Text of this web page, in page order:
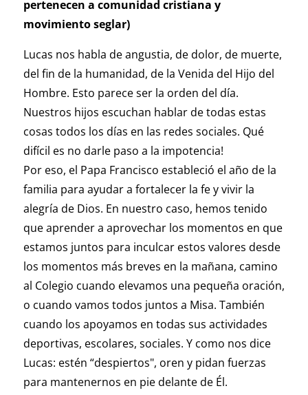
pertenecen a comunidad cristiana y
movimiento seglar)
Lucas nos habla de angustia, de dolor, de muerte,
del fin de la humanidad, de la Venida del Hijo del
Hombre. Esto parece ser la orden del día.
Nuestros hijos escuchan hablar de todas estas
cosas todos los días en las redes sociales. Qué
difícil es no darle paso a la impotencia!
Por eso, el Papa Francisco estableció el año de la
familia para ayudar a fortalecer la fe y vivir la
alegría de Dios. En nuestro caso, hemos tenido
que aprender a aprovechar los momentos en que
estamos juntos para inculcar estos valores desde
los momentos más breves en la mañana, camino
al Colegio cuando elevamos una pequeña oración,
o cuando vamos todos juntos a Misa. También
cuando los apoyamos en todas sus actividades
deportivas, escolares, sociales. Y como nos dice
Lucas: estén “despiertos", oren y pidan fuerzas
para mantenernos en pie delante de Él.